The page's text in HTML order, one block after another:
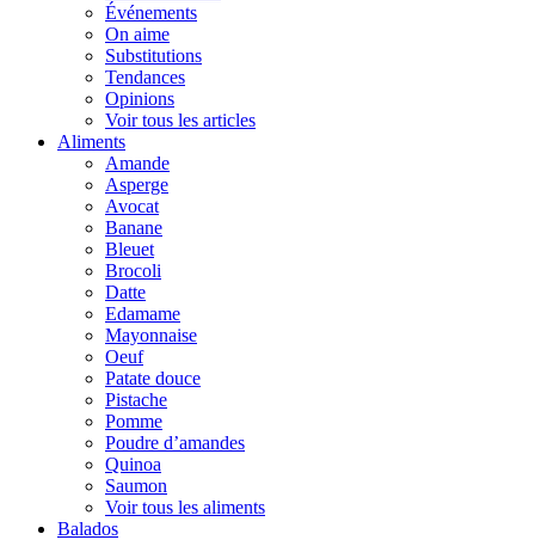
Événements
On aime
Substitutions
Tendances
Opinions
Voir tous les articles
Aliments
Amande
Asperge
Avocat
Banane
Bleuet
Brocoli
Datte
Edamame
Mayonnaise
Oeuf
Patate douce
Pistache
Pomme
Poudre d’amandes
Quinoa
Saumon
Voir tous les aliments
Balados